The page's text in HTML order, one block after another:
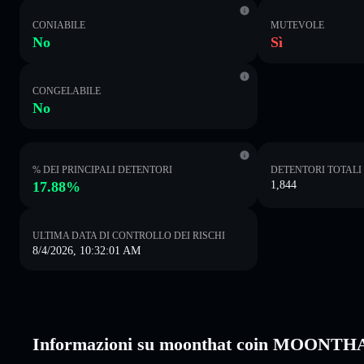
CONIABILE
No
MUTEVOLE
Sì
CONGELABILE
No
% DEI PRINCIPALI DETENTORI
17.88%
DETENTORI TOTALI
1,844
ULTIMA DATA DI CONTROLLO DEI RISCHI
8/4/2026, 10:32:01 AM
Informazioni su moonthat coin